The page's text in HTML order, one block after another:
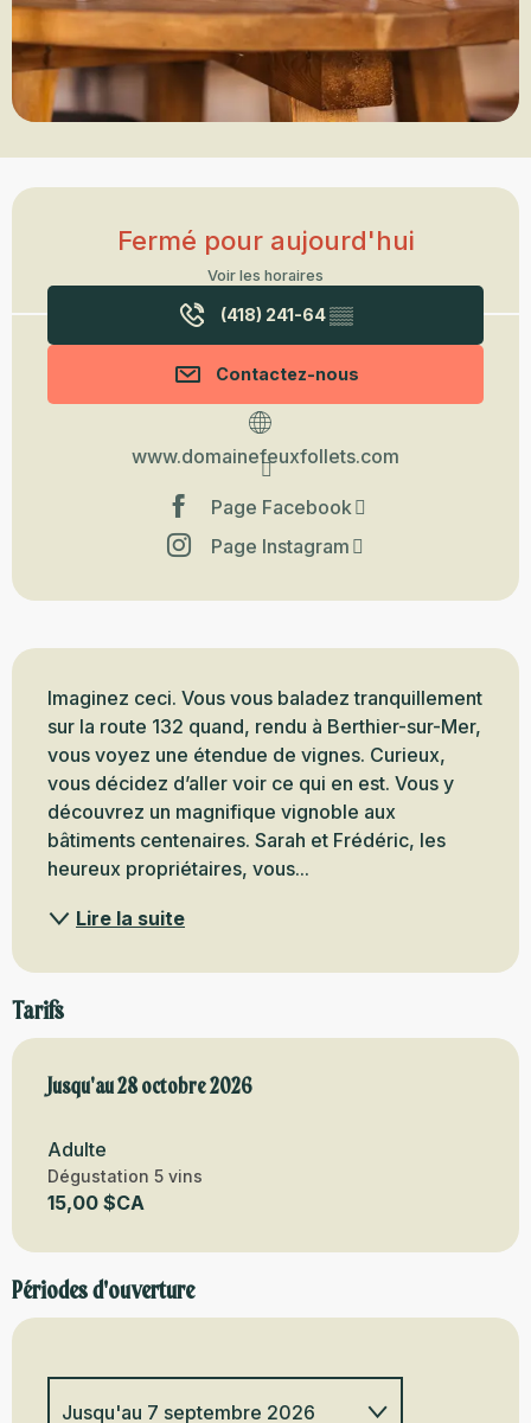
Ouverture et coordonnées
Fermé pour aujourd'hui
Voir les horaires
(418) 241-64▒▒
Contactez-nous
www.domainefeuxfollets.com
Page Facebook
Page Instagram
Description
Imaginez ceci. Vous vous baladez tranquillement
sur la route 132 quand, rendu à Berthier-sur-Mer,
vous voyez une étendue de vignes. Curieux,
vous décidez d’aller voir ce qui en est. Vous y
découvrez un magnifique vignoble aux
bâtiments centenaires. Sarah et Frédéric, les
heureux propriétaires, vous...
Lire la suite
Tarifs
Du3 juin 2026au28 octobre 2026
Jusqu'au28 octobre 2026
Adulte
Dégustation 5 vins
15,00 $CA
Périodes d'ouverture
Jusqu'au 7 septembre 2026